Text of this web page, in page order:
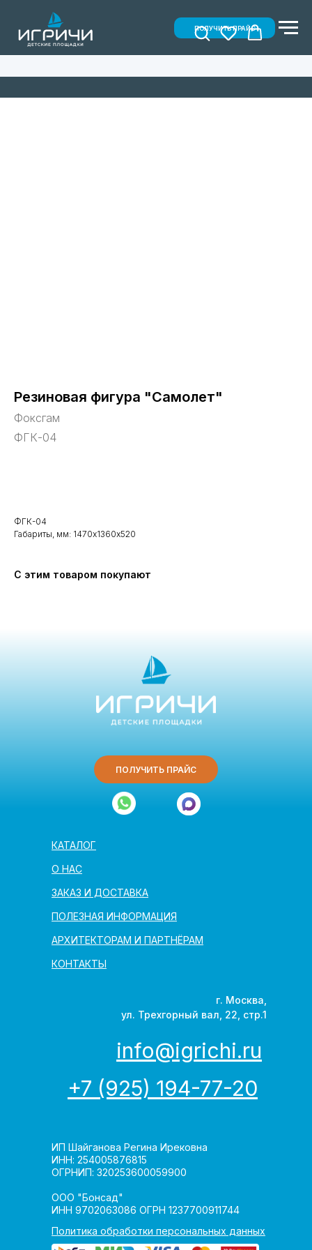
ПОЛУЧИТЬ ПРАЙС
Резиновая фигура "Самолет"
Фоксгам
ФГК-04
ФГК-04
Габариты, мм: 1470х1360х520
С этим товаром покупают
АРХИТЕКТОРАМ И ПАРТНЁРАМ
КОНТАКТЫ
ПОЛЕЗНАЯ ИНФОРМАЦИЯ
ЗАКАЗ И ДОСТАВКА
О НАС
КАТАЛОГ
Политика обработки персональных данных
г. Москва,
ул. Трехгорный вал, 22, стр.1
ПОЛУЧИТЬ ПРАЙС
ИП Шайганова Регина Ирековна
ИНН: 254005876815
ОГРНИП: 320253600059900
ООО "Бонсад"
ИНН 9702063086 ОГРН 1237700911744
+7 (925) 194-77-20
info@igrichi.ru